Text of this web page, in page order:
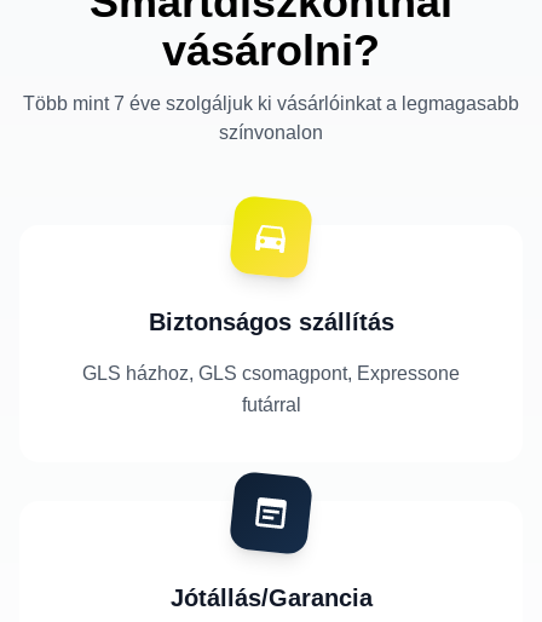
vásárolni?
Több mint 7 éve szolgáljuk ki vásárlóinkat a legmagasabb
színvonalon
Biztonságos szállítás
GLS házhoz, GLS csomagpont, Expressone
futárral
Jótállás/Garancia